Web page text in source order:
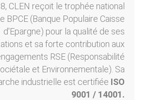
CLEN reçoit le trophée national
BPCE (Banque Populaire Caisse
d'Epargne) pour la qualité de ses
et sa forte contribution aux
RSE (Responsabilité
et Environnementale). Sa
industrielle est certifiée ISO
9001 / 14001.